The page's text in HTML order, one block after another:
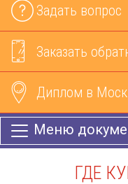
Задать вопрос
Заказать
Диплом в
Меню
ГДЕ